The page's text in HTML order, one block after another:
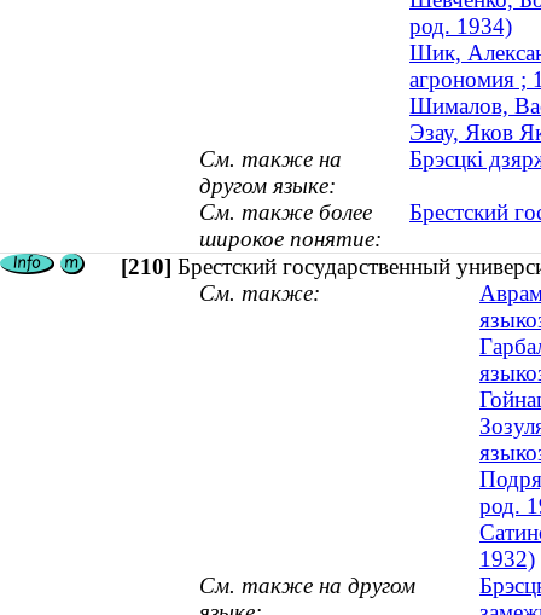
род. 1934)
Шик,
агрономия ;
Шималов,
Эзау, Яков
См. также на
другом языке:
Брэсцкі
См. также более
широкое понятие:
Брестский
[210] Брестский государственный
См. также:
род.
1932)
См. также на другом